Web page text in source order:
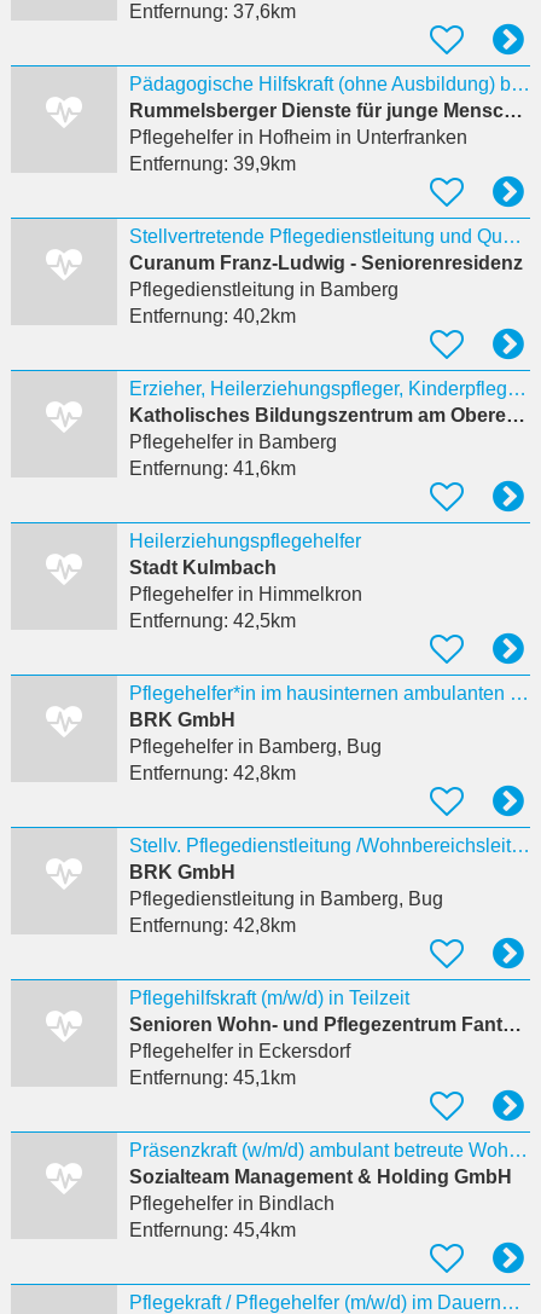
Entfernung: 37,6km
Pädagogische Hilfskraft (ohne Ausbildung) bzw. Pflegehelfer /in, Heilerziehungspflegehelfer /in
Rummelsberger Dienste für junge Menschen gemeinnützige GmbH
Pflegehelferin Hofheim in Unterfranken
Entfernung: 39,9km
Stellvertretende Pflegedienstleitung und Qualitätsbeauftragte:r (w/m/d)
Curanum Franz-Ludwig - Seniorenresidenz
Pflegedienstleitung in Bamberg
Entfernung: 40,2km
Erzieher, Heilerziehungspfleger, Kinderpfleger oder Heilerziehungspflegehelfer (m/w/d) als
Katholisches Bildungszentrum am Oberen Stephansberg Bamberg e.V.
Pflegehelferin Bamberg
Entfernung: 41,6km
Heilerziehungspflegehelfer
Stadt Kulmbach
Pflegehelferin Himmelkron
Entfernung: 42,5km
Pflegehelfer*in im hausinternen ambulanten Dienst (ohne Führerschein) - ab sofort -
BRK GmbH
Pflegehelferin Bamberg, Bug
Entfernung: 42,8km
Stellv. Pflegedienstleitung /Wohnbereichsleitung (m/w/d)
BRK GmbH
Pflegedienstleitung in Bamberg, Bug
Entfernung: 42,8km
Pflegehilfskraft (m/w/d) in Teilzeit
Senioren Wohn- und Pflegezentrum Fantaisie - Diakonie Eckersdorf gGmbH
Pflegehelferin Eckersdorf
Entfernung: 45,1km
Präsenzkraft (w/m/d) ambulant betreute Wohngemeinschaft Bindlach
Sozialteam Management & Holding GmbH
Pflegehelferin Bindlach
Entfernung: 45,4km
Pflegekraft / Pflegehelfer (m/w/d) im Dauernachtdienst für betreutes Wohnprojekt in Lichtenberg